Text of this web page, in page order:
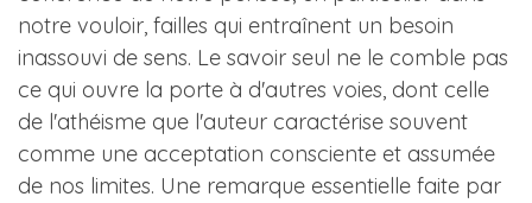
notre vouloir, failles qui entraînent un besoin
inassouvi de sens. Le savoir seul ne le comble pas
ce qui ouvre la porte à d'autres voies, dont celle
de l'athéisme que l'auteur caractérise souvent
comme une acceptation consciente et assumée
de nos limites. Une remarque essentielle faite par